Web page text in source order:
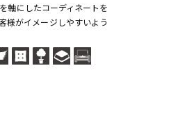
軸にしたコーディネートを
様がイメージしやすいよう